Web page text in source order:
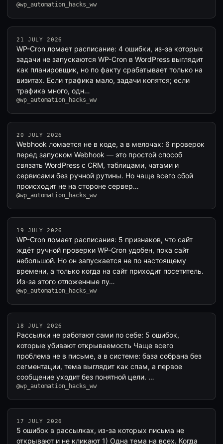
@wp_automation_hacks_ww
21 JULY 2026
WP-Cron ломает расписание: 4 ошибки, из-за которых
задачи не запускаются WP-Cron в WordPress выглядит
как планировщик, но по факту срабатывает только на
визитах. Если трафика мало, задачи копятся; если
трафика много, одн…
@wp_automation_hacks_ww
20 JULY 2026
Webhook ломается не в коде, а в мелочах: 6 проверок
перед запуском Webhook — это простой способ
связать WordPress с CRM, таблицами, чатами и
сервисами без ручной рутины. Но чаще всего сбой
происходит не на стороне сервер…
@wp_automation_hacks_ww
19 JULY 2026
WP-Cron ломает расписания: 5 признаков, что сайт
ждёт ручной проверки WP-Cron удобен, пока сайт
небольшой. Но он запускается не по настоящему
времени, а только когда на сайт приходит посетитель.
Из-за этого отложенные пу…
@wp_automation_hacks_ww
18 JULY 2026
Рассылки не работают сами по себе: 5 ошибок,
которые убивают открываемость Чаще всего
проблема не в письме, а в системе: база собрана без
сегментации, тема выглядит как спам, а первое
сообщение уходит без понятной цели. …
@wp_automation_hacks_ww
17 JULY 2026
5 ошибок в рассылках, из-за которых письма не
открывают и не кликают 1) Одна тема на всех. Когда